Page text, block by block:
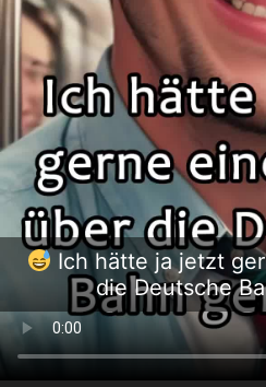
Ich hätte ja jetzt
die Deutsche